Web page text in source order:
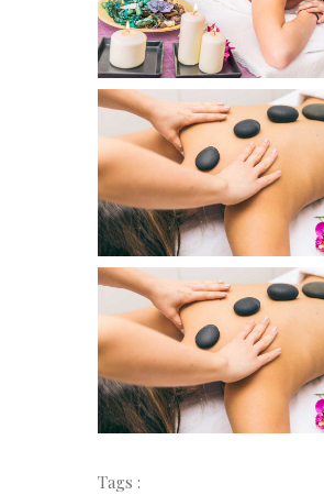
Tags :